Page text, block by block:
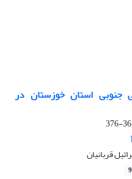
جنوبی استان خوزستان در
قربانیان